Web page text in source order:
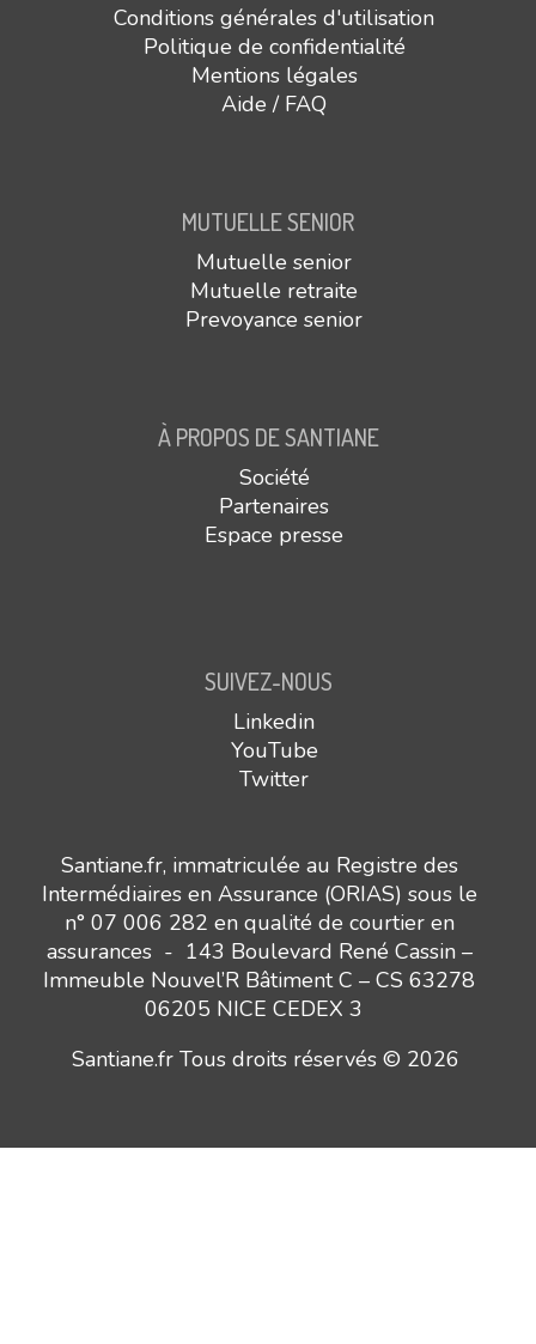
Conditions générales d'utilisation
Politique de confidentialité
Mentions légales
Aide / FAQ
MUTUELLE SENIOR
Mutuelle senior
Mutuelle retraite
Prevoyance senior
À PROPOS DE SANTIANE
Société
Partenaires
Espace presse
SUIVEZ-NOUS
Linkedin
YouTube
Twitter
Santiane.fr, immatriculée au Registre des
Intermédiaires en Assurance (ORIAS) sous le
n° 07 006 282 en qualité de courtier en
assurances - 143 Boulevard René Cassin –
Immeuble Nouvel’R Bâtiment C – CS 63278
06205 NICE CEDEX 3
Santiane.fr Tous droits réservés © 2026